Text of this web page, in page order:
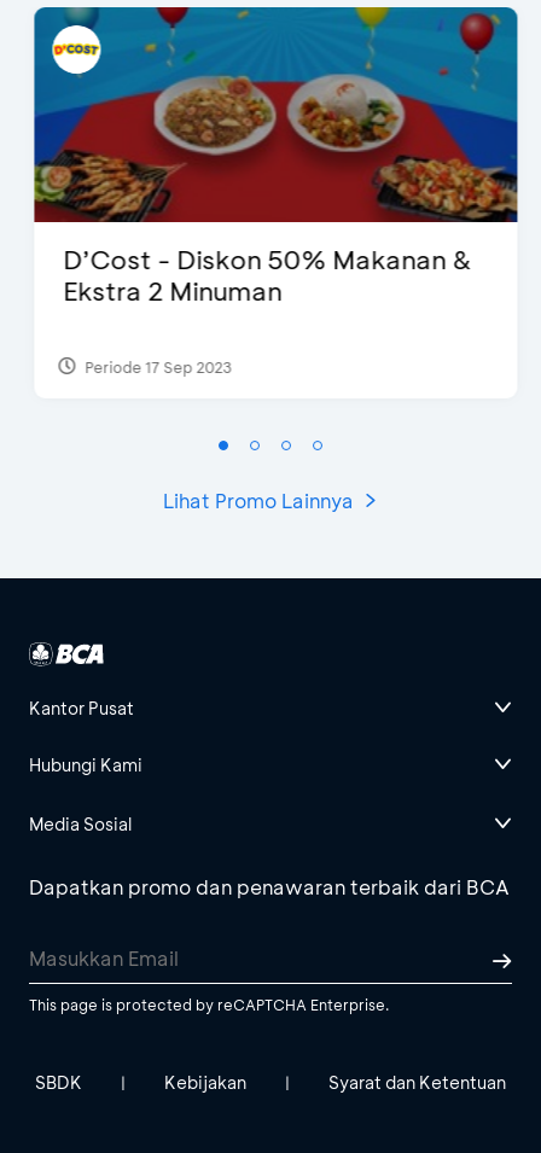
D’Cost - Diskon 50% Makanan &
Ekstra 2 Minuman
Periode 17 Sep 2023
Lihat Promo Lainnya
Kantor Pusat
Hubungi Kami
Media Sosial
Dapatkan promo dan penawaran terbaik dari BCA
This page is protected by reCAPTCHA Enterprise.
SBDK | Kebijakan | Syarat dan Ketentuan